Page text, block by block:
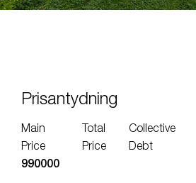
Prisantydning
Main
Price
990000
Total
Price
Collective
Debt